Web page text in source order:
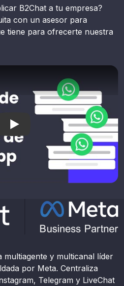
B2Chat a tu empresa?
con un asesor para
tiene para ofrecerte nuestra
El poder de los envíos
multiagente y multicanal líder
por Meta. Centraliza
Telegram y LiveChat